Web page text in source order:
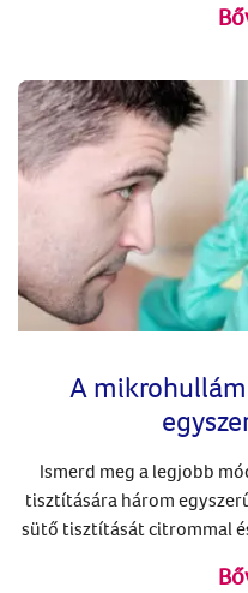
A
Ismerd meg a legjobb
tisztítására három
sütő tisztítását citrommal